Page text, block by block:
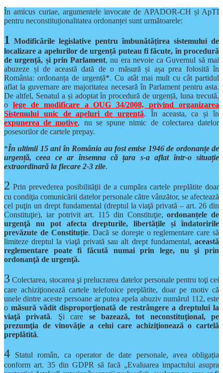
În amicus curiae, argumentele invocate de APADOR-CH și ApTI
pentru neconstituționalitatea ordonanței sunt următoarele:
1 Modificările legislative pentru îmbunătățirea sistemului de
localizare a apelurilor de urgență puteau fi făcute, în procedură
de urgență, și prin Parlament, nu era nevoie ca Guvernul să mai
abuzeze și de această dată de o măsură și așa prea folosită în
România: ordonanța de urgență*. Cu atât mai mult cu cât partidul
aflat la guvernare are majoritatea necesară în Parlament pentru asta.
De altfel, Senatul a și adoptat în procedură de urgență, luna trecută,
o lege de modificare a OUG 34/2008, privind organizarea
Sistemului unic de apeluri de urgență. În aceasta, ca și în
expunerea de motive, nu se spune nimic de colectarea datelor
posesorilor de cartele prepay.
*În ultimii 15 ani în România au fost emise 1946 de ordonanțe de
urgență, ceea ce ar însemna că țara s-a aflat într-o situație
extraordinară la fiecare 2-3 zile.
2 Prin prevederea posibilităţii de a cumpăra cartele preplătite doar
cu condiţia comunicării datelor personale către vânzător, se afectează
cel puţin un drept fundamental (dreptul la viaţă privată – art. 26 din
Constituţie), iar potrivit art. 115 din Constituţie,ordonanțele de
urgenţă nu pot afecta drepturile, libertățile și îndatoririle
prevăzute de Constituție. Dacă se doreşte o reglementare care să
limiteze dreptul la viaţă privată sau alt drept fundamental, această
reglementare poate fi făcută numai prin lege, nu şi prin
ordonanţă de urgenţă.
3 Colectarea, stocarea şi prelucrarea datelor personale pentru toţi cei
care achiziţionează cartele telefonice preplătite, doar pe motiv că
unele dintre aceste persoane ar putea apela abuziv numărul 112, este
o măsură vădit disproporţionată de restrângere a dreptului la
viaţă privată. Şi care se bazează, tot neconstituţional, pe
prezumţia de vinovăţie a celui care achiziţionează o cartelă
preplătită.
4 Statul român, ca operator de date personale, avea obligația
conform art. 35 din GDPR să facă „Evaluarea impactului asupra